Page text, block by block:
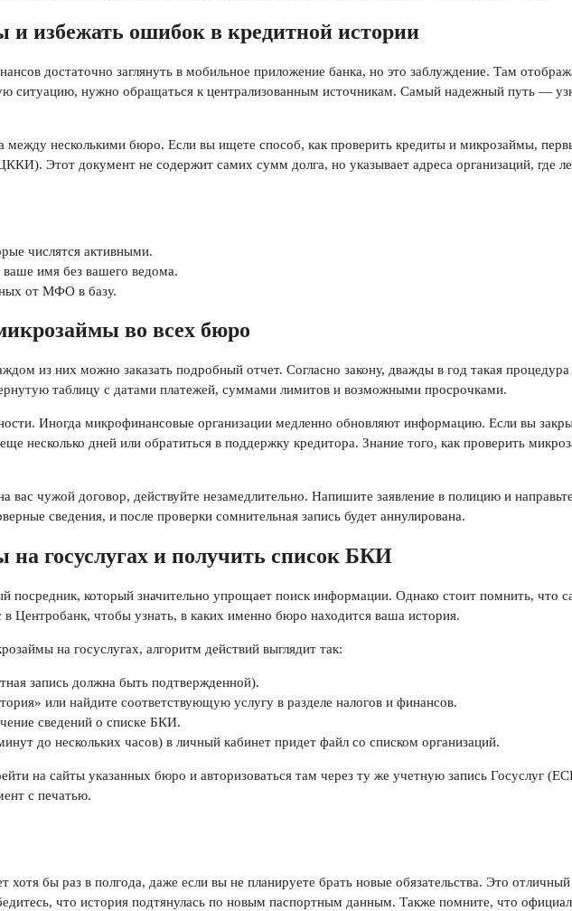
избежать ошибок в кредитной истории
достаточно заглянуть в мобильное приложение банка, но это заблуждение. Там
ситуацию, нужно обращаться к централизованным источникам. Самый надежный путь —
между несколькими бюро. Если вы ищете способ, как проверить кредиты и микрозаймы,
Этот документ не содержит самих сумм долга, но указывает адреса организаций, где
числятся активными.
имя без вашего ведома.
от МФО в базу.
во всех бюро
из них можно заказать подробный отчет. Согласно закону, дважды в год такая
таблицу с датами платежей, суммами лимитов и возможными просрочками.
Иногда микрофинансовые организации медленно обновляют информацию. Если вы
несколько дней или обратиться в поддержку кредитора. Знание того, как проверить
вас чужой договор, действуйте незамедлительно. Напишите заявление в полицию и
сведения, и после проверки сомнительная запись будет аннулирована.
госуслугах и получить список БКИ
посредник, который значительно упрощает поиск информации. Однако стоит помнить, что
Центробанк, чтобы узнать, в каких именно бюро находится ваша история.
на госуслугах, алгоритм действий выглядит так:
запись должна быть подтвержденной).
или найдите соответствующую услугу в разделе налогов и финансов.
сведений о списке БКИ.
до нескольких часов) в личный кабинет придет файл со списком организаций.
на сайты указанных бюро и авторизоваться там через ту же учетную запись Госуслуг
с печатью.
бы раз в полгода, даже если вы не планируете брать новые обязательства. Это
что история подтянулась по новым паспортным данным. Также помните, что